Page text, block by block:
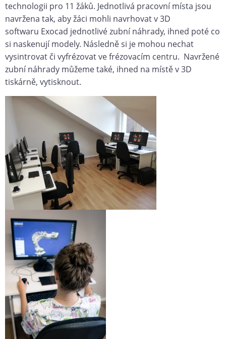
technologii pro 11 žáků. Jednotlivá pracovní místa jsou
navržena tak, aby žáci mohli navrhovat v 3D
softwaru Exocad jednotlivé zubní náhrady, ihned poté co
si naskenují modely. Následně si je mohou nechat
vysintrovat či vyfrézovat ve frézovacím centru. Navržené
zubní náhrady můžeme také, ihned na místě v 3D
tiskárně, vytisknout.